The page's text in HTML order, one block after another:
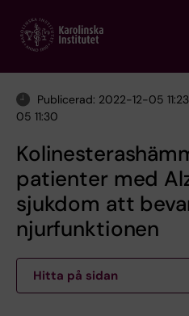
main
Publicerad: 2022-12-05
05 11:30
patienter med
sjukdom att
njurfunktionen
Hitta på sidan